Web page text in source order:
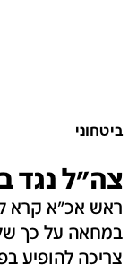
ביטחוני
צה"ל נגד
ראש אכ"א קרא
במחאה על כך
צריכה להופיע